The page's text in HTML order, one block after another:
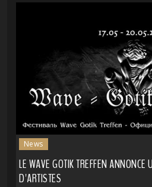
News
LE WAVE GOTIK TREFFEN ANNONCE
D'ARTISTES